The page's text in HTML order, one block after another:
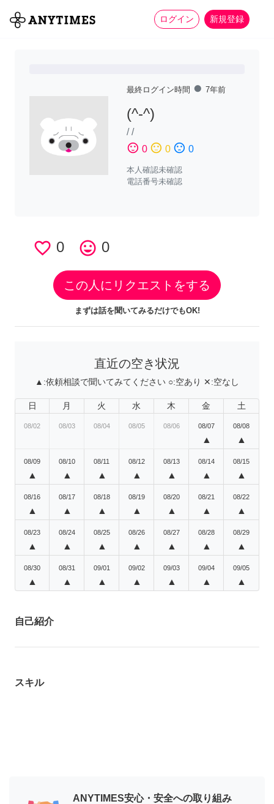
ログイン 新規登録
全て 家事 more_horiz
最終ログイン時間 fiber_manual_record 7年前
(^-^)
//
sentiment_satisfied 0 sentiment_neutral 0 sentiment_dissatisfied 0
本人確認未確認
電話番号未確認
favorite_border 0 tag_faces 0
この人にリクエストをする
まずは話を聞いてみるだけでもOK!
直近の空き状況
▲:依頼相談で聞いてみてください ○:空あり ✕:空なし
日 月 火 水 木 金 土
08/02 08/03 08/04 08/05 08/06 08/07
▲
08/08
▲
08/09
▲
08/10
▲
08/11
▲
08/12
▲
08/13
▲
08/14
▲
08/15
▲
08/16
▲
08/17
▲
08/18
▲
08/19
▲
08/20
▲
08/21
▲
08/22
▲
08/23
▲
08/24
▲
08/25
▲
08/26
▲
08/27
▲
08/28
▲
08/29
▲
08/30
▲
08/31
▲
09/01
▲
09/02
▲
09/03
▲
09/04
▲
09/05
▲
自己紹介
スキル
ANYTIMES安心・安全への取り組み